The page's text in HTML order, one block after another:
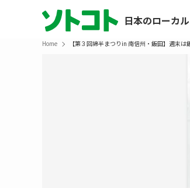
日本のローカ
Home 【第３回綿半まつりin 南信州・飯田】週末